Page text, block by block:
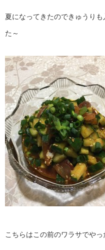
夏になってきたのできゅうり
た～
こちらはこの前のワラサでやっ